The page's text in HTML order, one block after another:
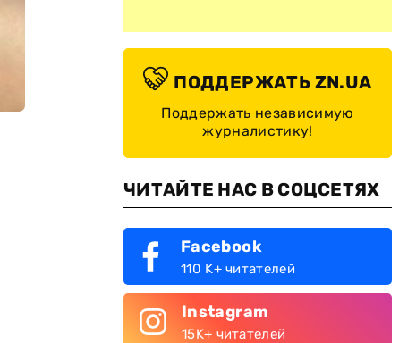
ПОДДЕРЖАТЬ ZN.UA
Поддержать независимую
журналистику!
ЧИТАЙТЕ НАС В СОЦСЕТЯХ
Facebook
110 K+ читателей
Instagram
15K+ читателей